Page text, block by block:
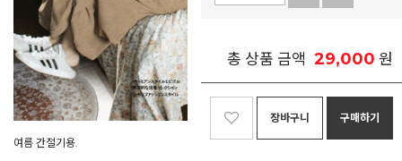
여름 간절기용.
총 상품 금액 29,000 원
장바구니 구매하기